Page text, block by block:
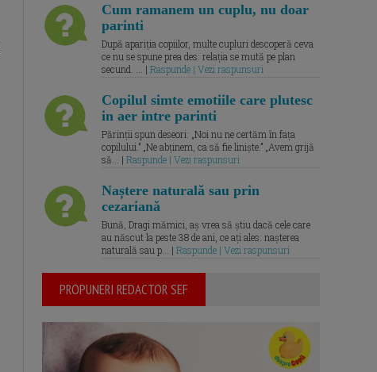
Cum ramanem un cuplu, nu doar
parinti
După apariția copiilor, multe cupluri descoperă ceva
ce nu se spune prea des: relația se mută pe plan
secund. ... | Raspunde | Vezi raspunsuri
Copilul simte emotiile care plutesc
in aer intre parinti
Părinții spun deseori: „Noi nu ne certăm în fața
copilului.” „Ne abținem, ca să fie liniște.” „Avem grijă
să... | Raspunde | Vezi raspunsuri
Naștere naturală sau prin
cezariană
Bună, Dragi mămici, aș vrea să știu dacă cele care
au născut la peste 38 de ani, ce ați ales: nașterea
naturală sau p... | Raspunde | Vezi raspunsuri
PROPUNERI REDACTOR SEF